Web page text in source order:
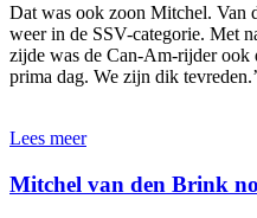
Dat was ook zoon Mitchel. Van
weer in de SSV-categorie. Met
zijde was de Can-Am-rijder ook
prima dag. We zijn dik
Lees meer
Mitchel van den Brink